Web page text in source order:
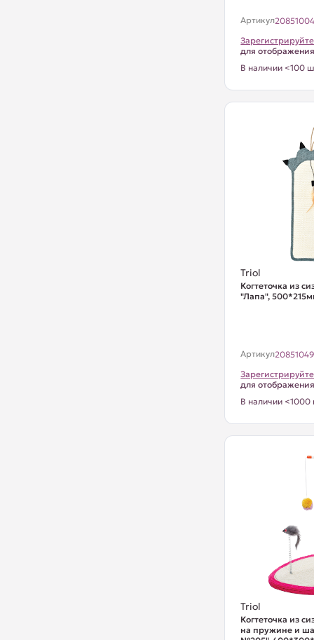
Артикул
для
В наличии <100
Triol
Когтеточка из
"Лапа",
Артикул
для
В наличии <1000
Triol
Когтеточка из
на пружине и